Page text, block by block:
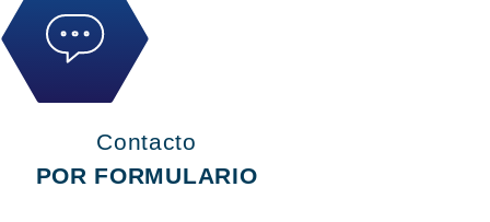
Contacto
POR FORMULARIO